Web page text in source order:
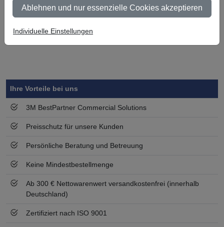
Schutzlaminat
Ihre Vorteile bei uns
3M BestPartner Commercial Solutions
Preisschutz für unsere Kunden
Persönliche Beratung und Betreuung
Keine Mindestbestellmenge
Ab 300 € Nettowarenwert versandkostenfrei (innerhalb
Deutschland)
Zertifiziert nach ISO 9001
Ablehnen und nur essenzielle Cookies akzeptieren
Individuelle Einstellungen